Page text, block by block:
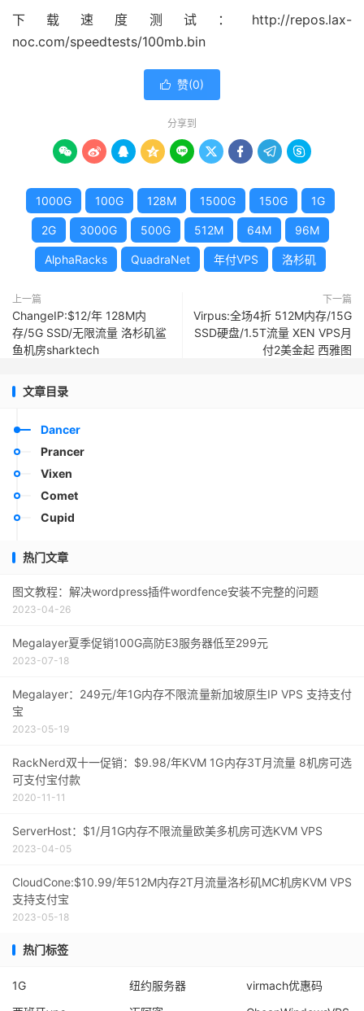
下载速度测试：http://repos.lax-
noc.com/speedtests/100mb.bin
 赞(0)
分享到
        
1000G 100G 128M 1500G 150G 1G
2G 3000G 500G 512M 64M 96M
AlphaRacks QuadraNet 年付VPS 洛杉矶
上一篇
ChangeIP:$12/年 128M内
存/5G SSD/无限流量 洛杉矶鲨
鱼机房sharktech
下一篇
Virpus:全场4折 512M内存/15G
SSD硬盘/1.5T流量 XEN VPS月
付2美金起 西雅图
文章目录
Dancer
Prancer
Vixen
Comet
Cupid
热门文章
图文教程：解决wordpress插件wordfence安装不完整的问题
2023-04-26
Megalayer夏季促销100G高防E3服务器低至299元
2023-07-18
Megalayer：249元/年1G内存不限流量新加坡原生IP VPS 支持支付
宝
2023-05-19
RackNerd双十一促销：$9.98/年KVM 1G内存3T月流量 8机房可选
可支付宝付款
2020-11-11
ServerHost：$1/月1G内存不限流量欧美多机房可选KVM VPS
2023-04-05
CloudCone:$10.99/年512M内存2T月流量洛杉矶MC机房KVM VPS
支持支付宝
2023-05-18
热门标签
1G 纽约服务器
virmach优惠码